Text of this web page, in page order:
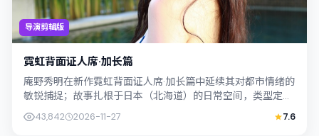
导演剪辑版
霓虹背面证人席·加长篇
庵野秀明在新作霓虹背面证人席·加长篇中延续其对都市情绪的
敏锐捕捉；故事扎根于日本（北海道）的日常空间，类型定位
为科幻。主演染谷将太、周迅以克制表...
43,842 2026-11-27 7.6